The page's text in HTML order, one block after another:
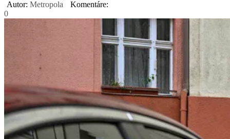
Autor: Metropola
Komentáre:
0